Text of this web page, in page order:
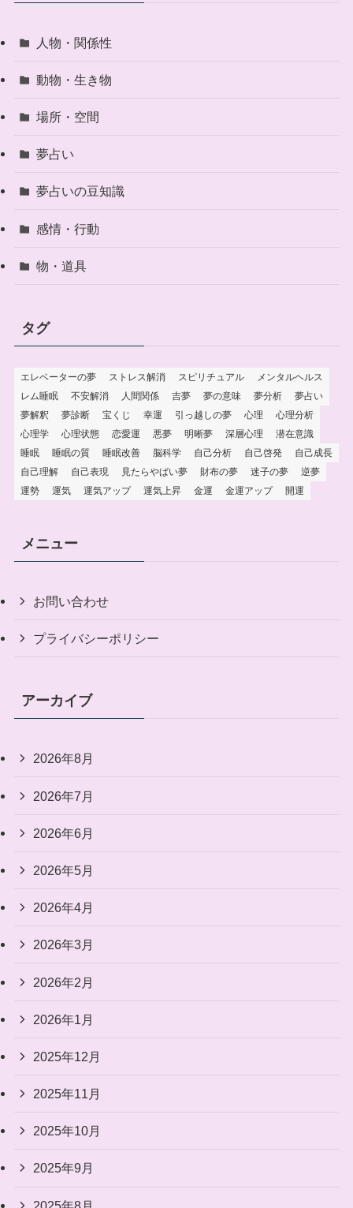
人物・関係性
動物・生き物
場所・空間
夢占い
夢占いの豆知識
感情・行動
物・道具
タグ
エレベーターの夢 ストレス解消 スピリチュアル
メンタルヘルス
レム睡眠
不安解消 人間関係 吉夢 夢の意味 夢分析
夢占い
夢解釈
夢診断 宝くじ 幸運 引っ越しの夢 心理
心理分析
心理学
心理状態 恋愛運 悪夢 明晰夢 深層心理
潜在意識
睡眠
睡眠の質 睡眠改善 脳科学 自己分析 自己啓発
自己成長
自己理解
自己表現 見たらやばい夢 財布の夢 迷子の夢
逆夢
運勢
運気 運気アップ 運気上昇 金運 金運アップ 開運
メニュー
お問い合わせ
プライバシーポリシー
アーカイブ
2026年8月
2026年7月
2026年6月
2026年5月
2026年4月
2026年3月
2026年2月
2026年1月
2025年12月
2025年11月
2025年10月
2025年9月